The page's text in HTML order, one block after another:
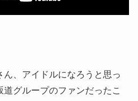
ん、アイドルになろうと思っ
道グループのファンだったこ